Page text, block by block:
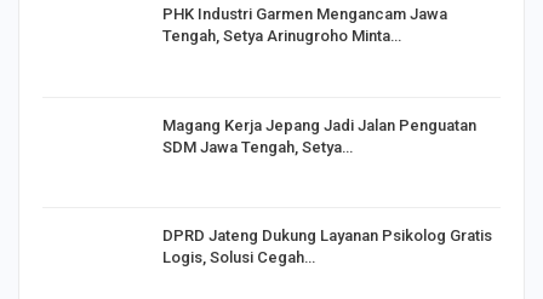
PHK Industri Garmen Mengancam Jawa
Tengah, Setya Arinugroho Minta…
Magang Kerja Jepang Jadi Jalan Penguatan
SDM Jawa Tengah, Setya…
DPRD Jateng Dukung Layanan Psikolog Gratis
Logis, Solusi Cegah…